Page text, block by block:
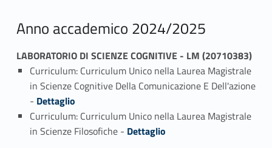
Anno accademico 2024/2025
LABORATORIO DI SCIENZE COGNITIVE - LM (20710383)
Curriculum: Curriculum Unico nella Laurea Magistrale
in Scienze Cognitive Della Comunicazione E Dell'azione
- Link identifier #identifier_person_69284-1
Dettaglio
Curriculum: Curriculum Unico nella Laurea Magistrale
in Scienze Filosofiche - Link identifier #identifier_person_151357-2
Dettaglio